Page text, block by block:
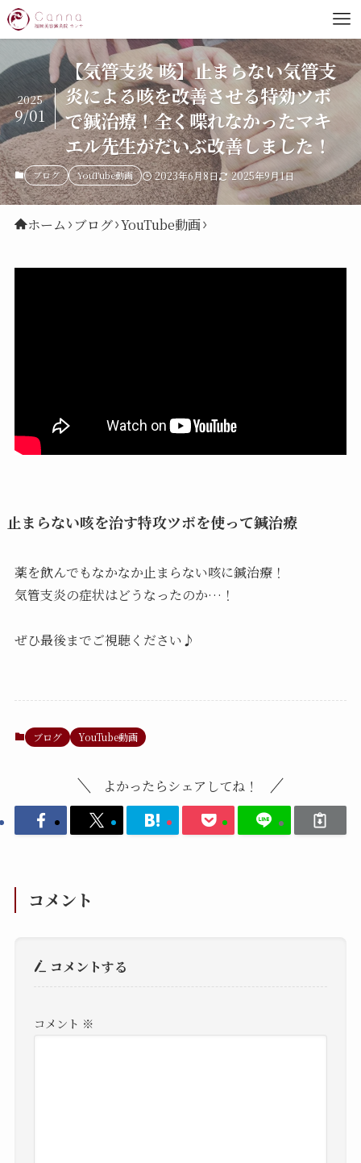
【気管支炎 咳】止まらない気管支
炎による咳を改善させる特効ツボ
で鍼治療！全く喋れなかったマキ
エル先生がだいぶ改善しました！
2025
9/01
ブログ YouTube動画 2023年6月8日 2025年9月1日
ホーム ブログ YouTube動画
止まらない咳を治す特攻ツボを使って鍼治療
薬を飲んでもなかなか止まらない咳に鍼治療！
気管支炎の症状はどうなったのか…！
ぜひ最後までご視聴ください♪
ブログ YouTube動画
よかったらシェアしてね！
コメント
コメントする
コメント ※